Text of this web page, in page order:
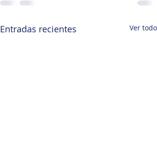
Entradas recientes Ver todo